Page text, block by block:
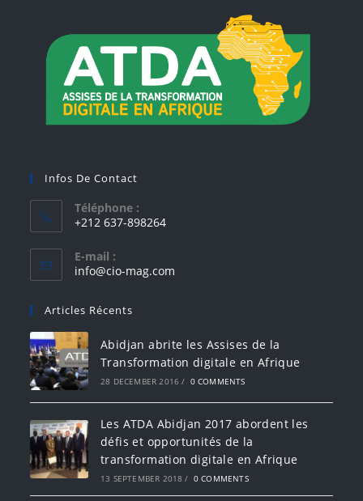
Infos De Contact
Téléphone :
+212 637-898264
E-mail :
info@cio-mag.com
Articles Récents
Abidjan abrite les Assises de la
Transformation digitale en Afrique
28 DECEMBER 2016 / 0 COMMENTS
Les ATDA Abidjan 2017 abordent les
défis et opportunités de la
transformation digitale en Afrique
13 SEPTEMBER 2018 / 0 COMMENTS